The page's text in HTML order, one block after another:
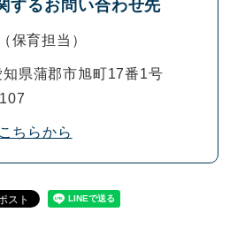
するお問い合わせ先
保育担当
知県蒲郡市旭町17番1号
ちらから